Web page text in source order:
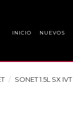
INICIO NUEVOS
SONET 1.5L SX IVT